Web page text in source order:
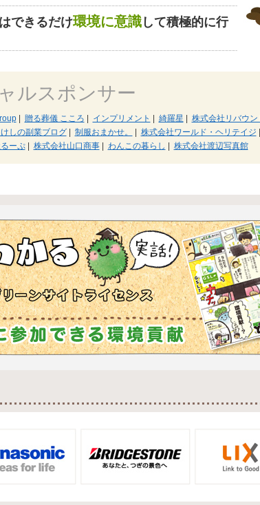
できるだけ環境に意識して積極的に行
ルスポンサー
| 贈る葬儀 こころ インプリメント 綺羅星 株式会社リバウン
しの副業ブログ| 制服おまかせ。 株式会社ワールド・ヘリテイジ
ーぷ| 株式会社山口商事| わんこの暮らし 株式会社渡辺写真館